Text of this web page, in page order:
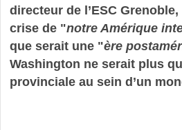
directeur de l’ESC
crise de "notre Amérique
que serait une "ère
Washington ne serait plus
provinciale au sein d’un